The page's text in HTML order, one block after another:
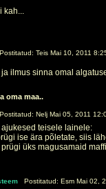
kah...
Teis Mai 10, 2011
ilmus sinna omal
oma maa..
Nelj Mai 05, 2011
teisele lainele:
ise ära põletate, siis
üks magusamaid
Postitatud: Esm Mai 02,